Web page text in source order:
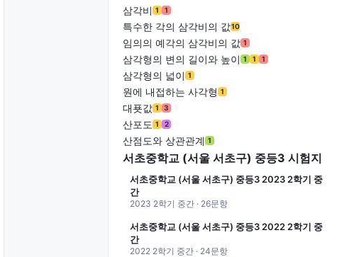
삼각비 1 1
특수한 각의 삼각비의 값10
임의의 예각의 삼각비의 값 1
삼각형의 변의 길이와 높이 1 1 1
삼각형의 넓이 1
원에 내접하는 사각형 1
대푯값 1 3
산포도 1 2
산점도와 상관관계 1
서초중학교 (서울 서초구) 중등3 시험지
서초중학교 (서울 서초구) 중등3 2023 2학기 중
간
2023 2학기 중간 · 26문항
서초중학교 (서울 서초구) 중등3 2022 2학기 중
간
2022 2학기 중간 · 24문항